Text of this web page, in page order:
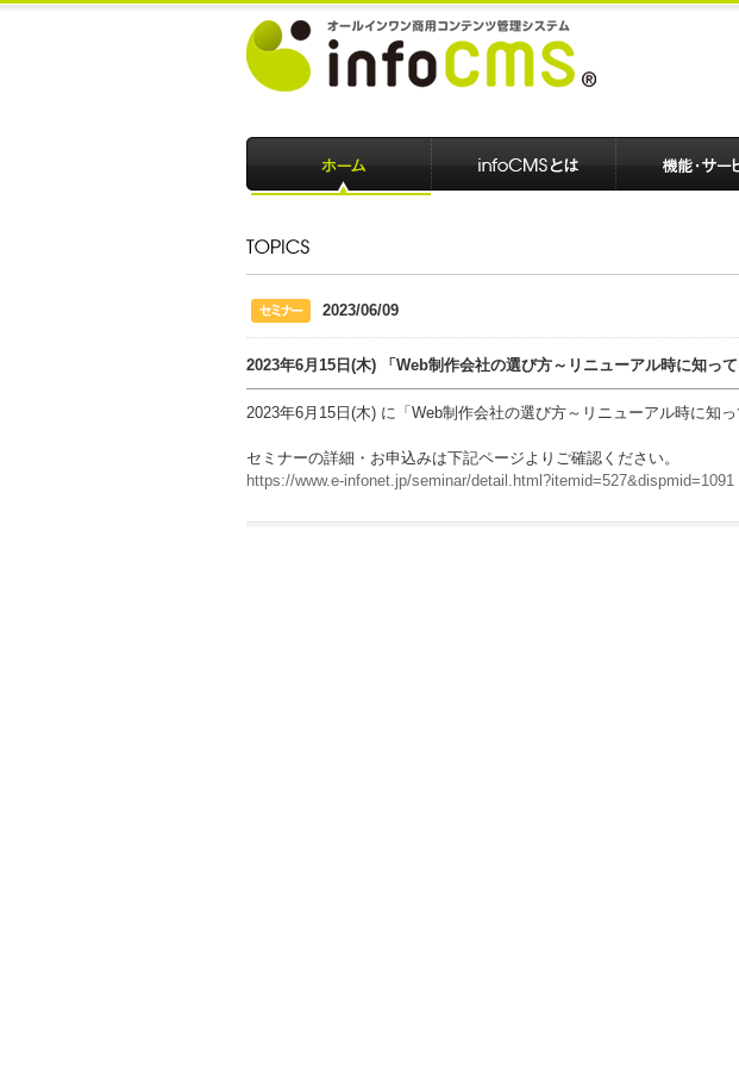
2023/06/09
2023年6月15日(木) 「Web制作会社の選び方～リニューアル時に知っ
2023年6月15日(木) に「Web制作会社の選び方～リニューアル時に知
セミナーの詳細・お申込みは下記ページよりご確認ください。
https://www.e-infonet.jp/seminar/detail.html?itemid=527&dispmid=1091